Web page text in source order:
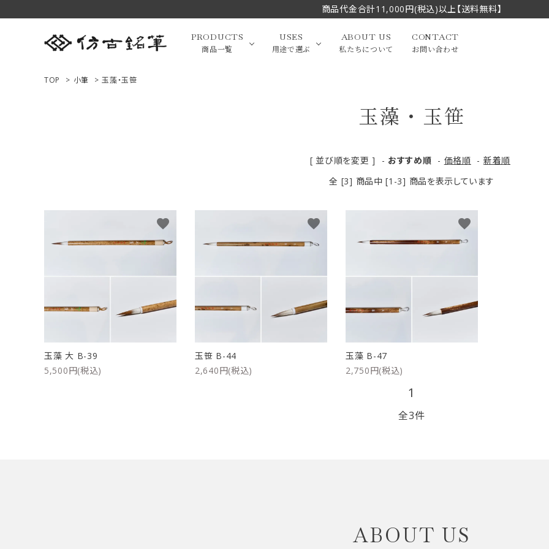
商品代金合計11,000円(税込)以上【送料無料】
PRODUCTS
商品一覧
大中筆（半切・条幅以
小筆
限定品・セット品
オプション・その他
USES
用途で選ぶ
漢字
写経・御朱印 画筆・絵てがみ
贈り物（限定セット） 洗浄剤・その他
ABOUT US
私たちについて
CONTACT
お問い合わせ
商品一覧
用途で選ぶ
ご利用ガイド
特定商取引法について
TOP > 小筆 > 玉藻・玉笹
玉藻・玉笹
[ 並び順を変更 ] - おすすめ順 - 価格順 - 新着順
全 [3] 商品中 [1-3] 商品を表示しています
玉藻 大 B-39
5,500円(税込)
favorite
玉笹 B-44
2,640円(税込)
favorite
玉藻 B-47
2,750円(税込)
favorite
1
全3件
ABOUT US